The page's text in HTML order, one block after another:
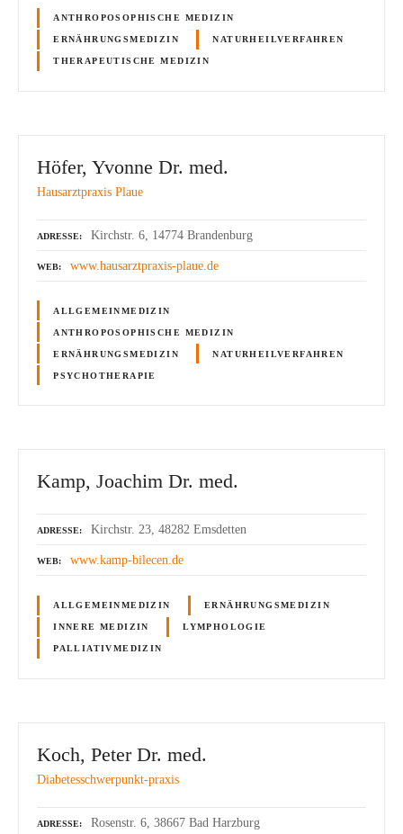
ANTHROPOSOPHISCHE MEDIZIN
ERNÄHRUNGSMEDIZIN NATURHEILVERFAHREN
THERAPEUTISCHE MEDIZIN
Höfer, Yvonne Dr. med.
Hausarztpraxis Plaue
ADRESSE Kirchstr. 6, 14774 Brandenburg
WEB www.hausarztpraxis-plaue.de
ALLGEMEINMEDIZIN
ANTHROPOSOPHISCHE MEDIZIN
ERNÄHRUNGSMEDIZIN NATURHEILVERFAHREN
PSYCHOTHERAPIE
Kamp, Joachim Dr. med.
ADRESSE Kirchstr. 23, 48282 Emsdetten
WEB www.kamp-bilecen.de
ALLGEMEINMEDIZIN ERNÄHRUNGSMEDIZIN
INNERE MEDIZIN LYMPHOLOGIE
PALLIATIVMEDIZIN
Koch, Peter Dr. med.
Diabetesschwerpunkt-praxis
ADRESSE Rosenstr. 6, 38667 Bad Harzburg